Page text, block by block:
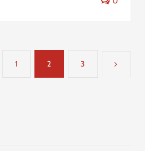
1 2 3